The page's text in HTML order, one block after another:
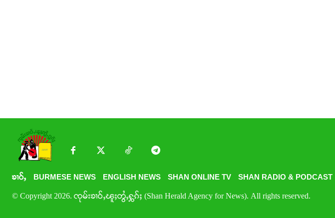
ၶၢဝ်ႇ BURMESE NEWS ENGLISH NEWS SHAN ONLINE TV SHAN RADIO & PODCAST
© Copyright 2026. ၸုမ်းၶၢဝ်ႇၽူႈတွႆႇႁွၵ်ႈ (Shan Herald Agency for News). All rights reserved.